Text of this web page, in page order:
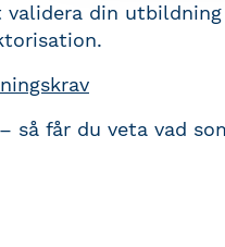
validera din
– så får du veta vad